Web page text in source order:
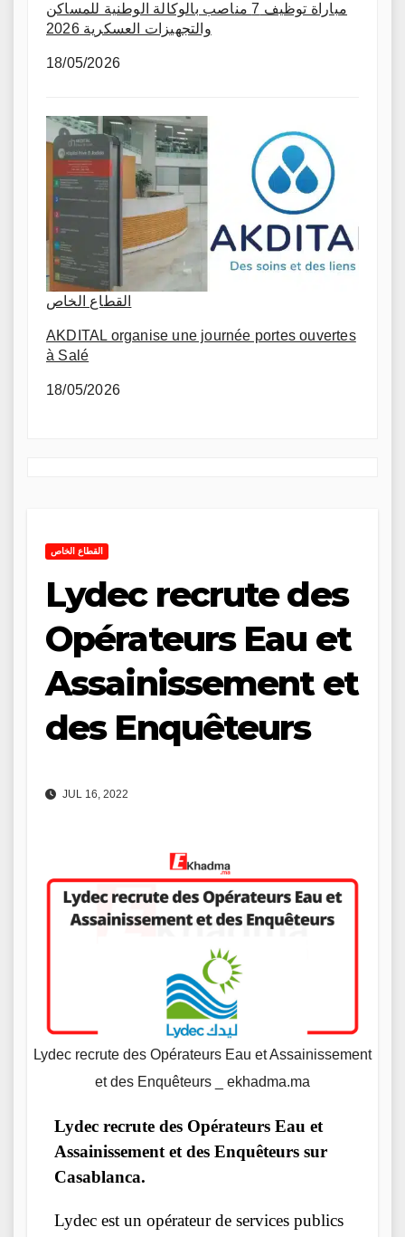
مباراة توظيف 7 مناصب بالوكالة الوطنية للمساكن
والتجهيزات العسكرية 2026
18/05/2026
القطاع الخاص
AKDITAL organise une journée portes ouvertes
à Salé
18/05/2026
القطاع الخاص
Lydec recrute des
Opérateurs Eau et
Assainissement et
des Enquêteurs
JUL 16, 2022
Lydec recrute des Opérateurs Eau et Assainissement
et des Enquêteurs _ ekhadma.ma
Lydec recrute des Opérateurs Eau et
Assainissement et des Enquêteurs sur
Casablanca.
Lydec est un opérateur de services publics